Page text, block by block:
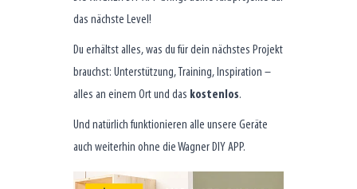
das nächste Level!
Du erhältst alles, was du für dein nächstes Projekt
brauchst: Unterstützung, Training, Inspiration –
alles an einem Ort und das kostenlos.
Und natürlich funktionieren alle unsere Geräte
auch weiterhin ohne die Wagner DIY APP.